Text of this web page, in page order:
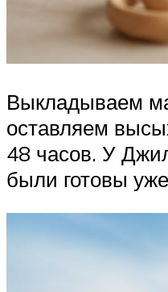
Выкладываем
оставляем
48 часов. У
были готовы